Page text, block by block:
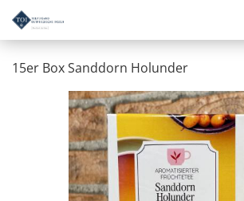
15er Box Sanddorn Holunder